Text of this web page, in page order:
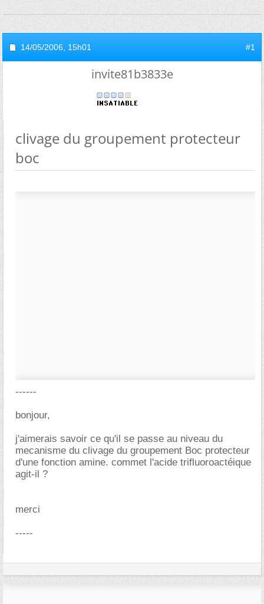
14/05/2006, 15h01 #1
invite81b3833e
clivage du groupement protecteur
boc
------
bonjour,
j'aimerais savoir ce qu'il se passe au niveau du
mecanisme du clivage du groupement Boc protecteur
d'une fonction amine. commet l'acide trifluoroactéique
agit-il ?
merci
-----